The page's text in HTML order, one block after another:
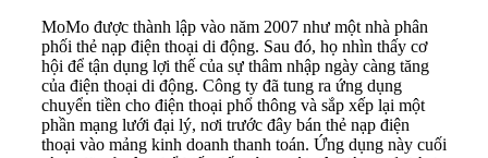
MoMo được thành lập vào năm 2007 như một nhà phân
phối thẻ nạp điện thoại di động. Sau đó, họ nhìn thấy cơ
hội để tận dụng lợi thế của sự thâm nhập ngày càng tăng
của điện thoại di động. Công ty đã tung ra ứng dụng
chuyển tiền cho điện thoại phổ thông và sắp xếp lại một
phần mạng lưới đại lý, nơi trước đây bán thẻ nạp điện
thoại vào mảng kinh doanh thanh toán. Ứng dụng này cuối